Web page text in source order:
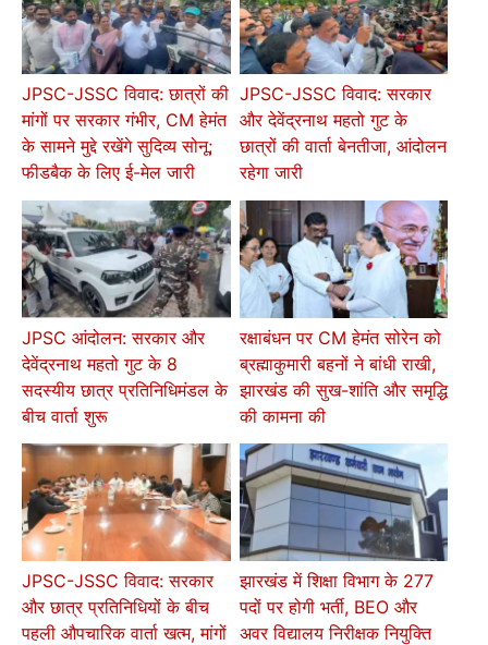
JPSC-JSSC विवाद: छात्रों की
मांगों पर सरकार गंभीर, CM हेमंत
के सामने मुद्दे रखेंगे सुदिव्य सोनू;
फीडबैक के लिए ई-मेल जारी
JPSC-JSSC विवाद: सरकार
और देवेंद्रनाथ महतो गुट के
छात्रों की वार्ता बेनतीजा, आंदोलन
रहेगा जारी
JPSC आंदोलन: सरकार और
देवेंद्रनाथ महतो गुट के 8
सदस्यीय छात्र प्रतिनिधिमंडल के
बीच वार्ता शुरू
रक्षाबंधन पर CM हेमंत सोरेन को
ब्रह्माकुमारी बहनों ने बांधी राखी,
झारखंड की सुख-शांति और समृद्धि
की कामना की
JPSC-JSSC विवाद: सरकार
और छात्र प्रतिनिधियों के बीच
पहली औपचारिक वार्ता खत्म, मांगों
झारखंड में शिक्षा विभाग के 277
पदों पर होगी भर्ती, BEO और
अवर विद्यालय निरीक्षक नियुक्ति